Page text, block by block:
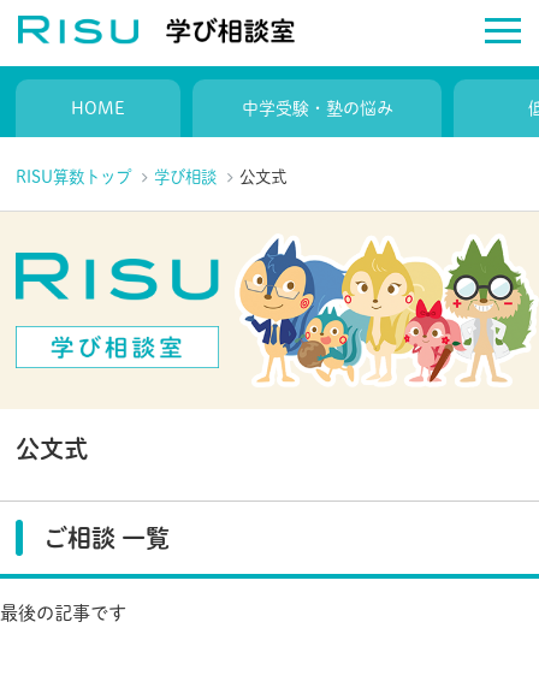
HOME 中学受験・塾の悩み
RISU算数トップ 学び相談 公文式
公文式
ご相談 一覧
最後の記事です